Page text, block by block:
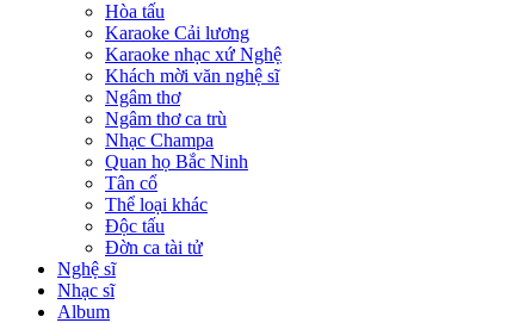
Hòa tấu
Karaoke Cải lương
Karaoke nhạc xứ Nghệ
Khách mời văn nghệ sĩ
Ngâm thơ
Ngâm thơ ca trù
Nhạc Champa
Quan họ Bắc Ninh
Tân cổ
Thể loại khác
Độc tấu
Đờn ca tài tử
Nghệ sĩ
Nhạc sĩ
Album